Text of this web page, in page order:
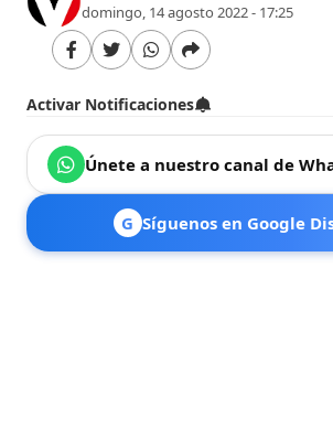
domingo, 14 agosto 2022 - 17:25
Activar Notificaciones
Únete a nuestro canal de
G Síguenos en Google